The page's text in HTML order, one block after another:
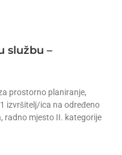
službu –
prostorno planiranje,
izvršitelj/ica na određeno
radno mjesto II. kategorije